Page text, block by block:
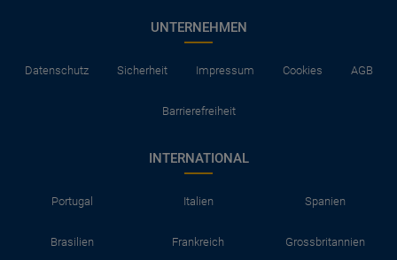
UNTERNEHMEN
Datenschutz Sicherheit Impressum Cookies AGB
Barrierefreiheit
INTERNATIONAL
Portugal Italien Spanien
Brasilien Frankreich Grossbritannien